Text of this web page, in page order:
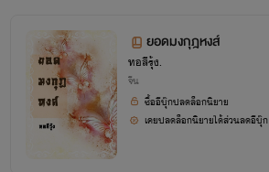
ยอดมงกุฎหงส์
ทอสีรุ้ง.
จีน
ซื้ออีบุ๊กปลดล็อกนิยาย
เคยปลดล็อกนิยายได้ส่วนลดอีบุ๊ก